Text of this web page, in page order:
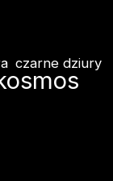
czarne dziury